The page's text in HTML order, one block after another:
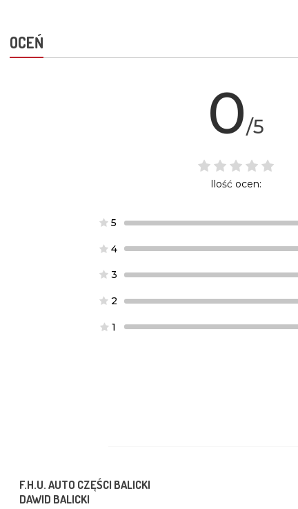
OCEŃ
0/5
Ilość ocen:
5
4
3
2
1
F.H.U. AUTO CZĘŚCI BALICKI
DAWID BALICKI